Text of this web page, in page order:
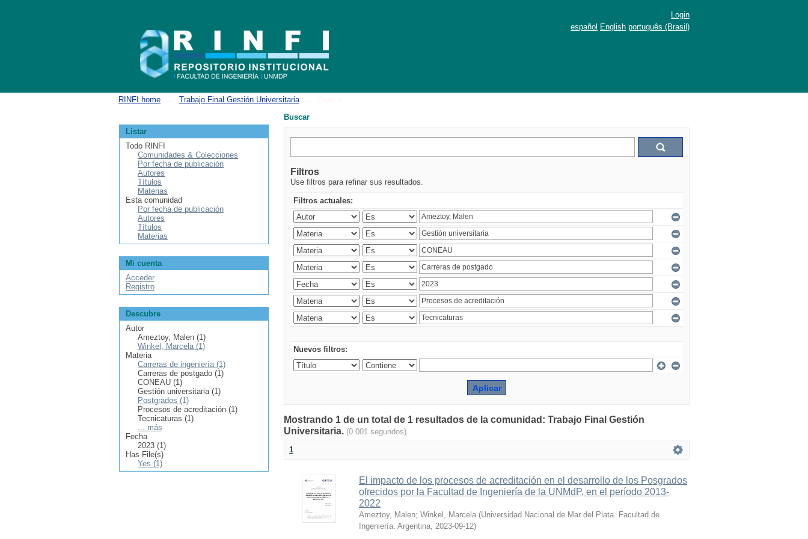
Login
español English português (Brasil)
RINFI home Trabajo Final Gestión Universitaria
Buscar
Filtros
Use filtros para refinar sus resultados.
Filtros actuales:
Nuevos filtros:
Mostrando 1 de un total de 1 resultados de la comunidad: Trabajo Final Gestión
Universitaria. (0.001 segundos)
1
El impacto de los procesos de acreditación en el desarrollo de los Posgrados
ofrecidos por la Facultad de Ingeniería de la UNMdP, en el período 2013-
2022
Ameztoy, Malen; Winkel, Marcela (Universidad Nacional de Mar del Plata. Facultad de
Ingeniería. Argentina, 2023-09-12)
Listar
Todo RINFI
Comunidades & Colecciones
Por fecha de publicación
Autores
Títulos
Materias
Esta comunidad
Por fecha de publicación
Autores
Títulos
Materias
Mi cuenta
Acceder
Registro
Descubre
Autor
Ameztoy, Malen (1)
Winkel, Marcela (1)
Materia
Carreras de ingeniería (1)
Carreras de postgado (1)
CONEAU (1)
Gestión universitaria (1)
Postgrados (1)
Procesos de acreditación (1)
Tecnicaturas (1)
... más
Fecha
2023 (1)
Has File(s)
Yes (1)